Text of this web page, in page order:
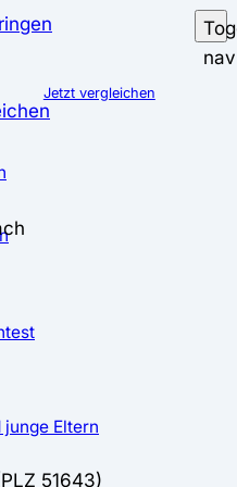
junge Eltern
Jetzt vergleichen
51643)